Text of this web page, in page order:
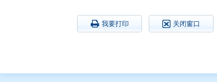
我要打印 关闭窗口